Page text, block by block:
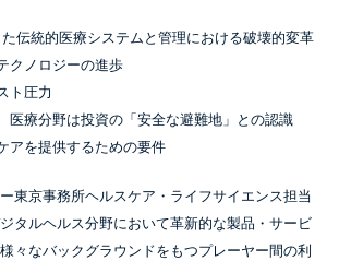
伝統的医療システムと管理における破壊的変革
クノロジーの進歩
ト圧力
医療分野は投資の「安全な避難地」との認識
アを提供するための要件
東京事務所ヘルスケア・ライフサイエンス担当
タルヘルス分野において革新的な製品・サービ
々なバックグラウンドをもつプレーヤー間の利